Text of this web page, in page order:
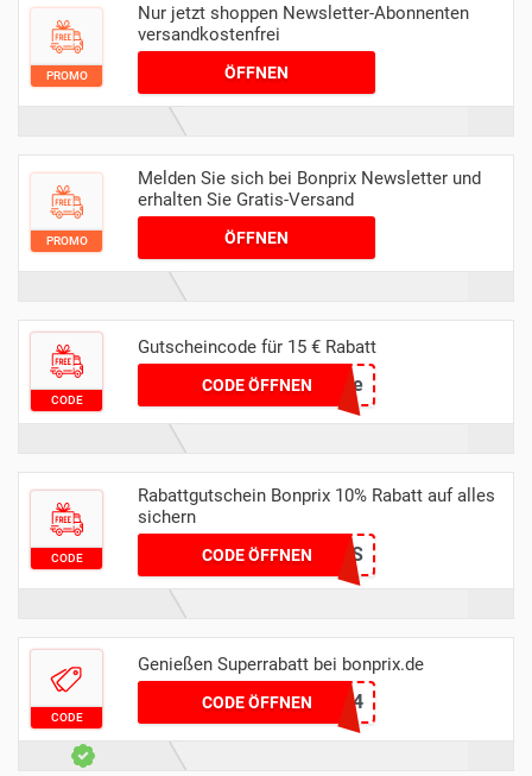
PROMO
Nur jetzt shoppen Newsletter-Abonnenten
versandkostenfrei
ÖFFNEN
PROMO
Melden Sie sich bei Bonprix Newsletter und
erhalten Sie Gratis-Versand
ÖFFNEN
CODE
Gutscheincode für 15 € Rabatt
CODE ÖFFNENvipsale
CODE
Rabattgutschein Bonprix 10% Rabatt auf alles
sichern
CODE ÖFFNENFAMOS
CODE
Genießen Superrabatt bei bonprix.de
CODE ÖFFNEN95354